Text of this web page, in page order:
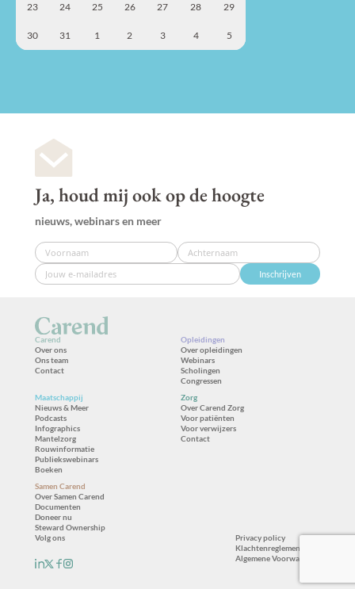
23 24 25 26 27 28 29
30 31 1 2 3 4 5
Ja, houd mij ook op de hoogte
nieuws, webinars en meer
Inschrijven
Carend
Over ons
Ons team
Contact
Opleidingen
Over opleidingen
Webinars
Scholingen
Congressen
Maatschappij
Nieuws & Meer
Podcasts
Infographics
Mantelzorg
Rouwinformatie
Publiekswebinars
Boeken
Zorg
Over Carend Zorg
Voor patiënten
Voor verwijzers
Contact
Samen Carend
Over Samen Carend
Documenten
Doneer nu
Steward Ownership
Volg ons
Privacy policy
Klachtenreglement
Algemene Voorwaarden